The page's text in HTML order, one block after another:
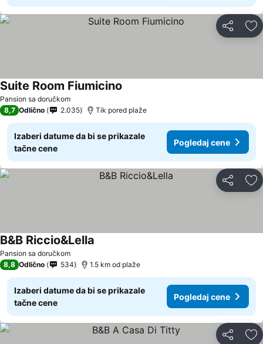
Deli
Pansion sa doručkom
Suite Room Fiumicino
8,7 Odlično 2.035 Tik pored plaže
Izaberi datume da bi se prikazale
tačne cene
Pogledaj cene
Deli
Pansion sa doručkom
B&B Riccio&Lella
8,8 Odlično 534 1.5 km od plaže
Izaberi datume da bi se prikazale
tačne cene
Pogledaj cene
Deli